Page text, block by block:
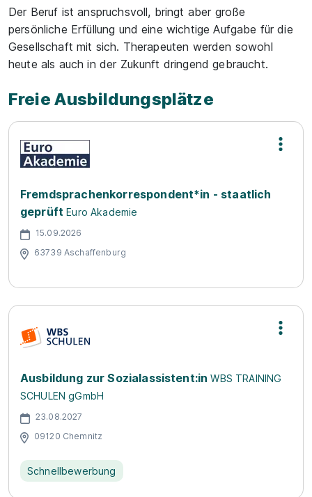
Der Beruf ist anspruchsvoll, bringt aber große
persönliche Erfüllung und eine wichtige Aufgabe für die
Gesellschaft mit sich. Therapeuten werden sowohl
heute als auch in der Zukunft dringend gebraucht.
Freie Ausbildungsplätze
Fremdsprachenkorrespondent*in - staatlich
geprüft Euro Akademie
15.09.2026
63739 Aschaffenburg
Ausbildung zur Sozialassistent:in WBS TRAINING
SCHULEN gGmbH
23.08.2027
09120 Chemnitz
Schnellbewerbung